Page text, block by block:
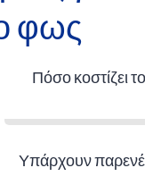
φως
Πόσο κοστίζει
Υπάρχουν